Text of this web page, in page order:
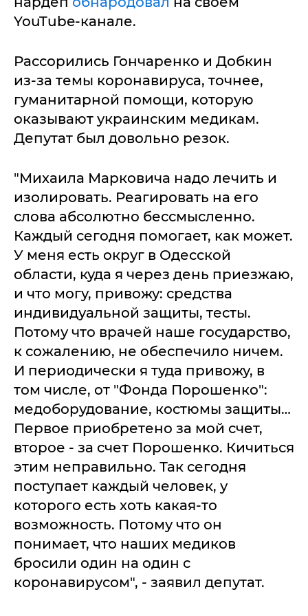
YouTube-канале.
Рассорились Гончаренко и Добкин
из-за темы коронавируса, точнее,
гуманитарной помощи, которую
оказывают украинским медикам.
Депутат был довольно резок.
"Михаила Марковича надо лечить и
изолировать. Реагировать на его
слова абсолютно бессмысленно.
Каждый сегодня помогает, как может.
У меня есть округ в Одесской
области, куда я через день приезжаю,
и что могу, привожу: средства
индивидуальной защиты, тесты.
Потому что врачей наше государство,
к сожалению, не обеспечило ничем.
И периодически я туда привожу, в
том числе, от "Фонда Порошенко":
медоборудование, костюмы защиты…
Первое приобретено за мой счет,
второе - за счет Порошенко. Кичиться
этим неправильно. Так сегодня
поступает каждый человек, у
которого есть хоть какая-то
возможность. Потому что он
понимает, что наших медиков
бросили один на один с
коронавирусом", - заявил депутат.